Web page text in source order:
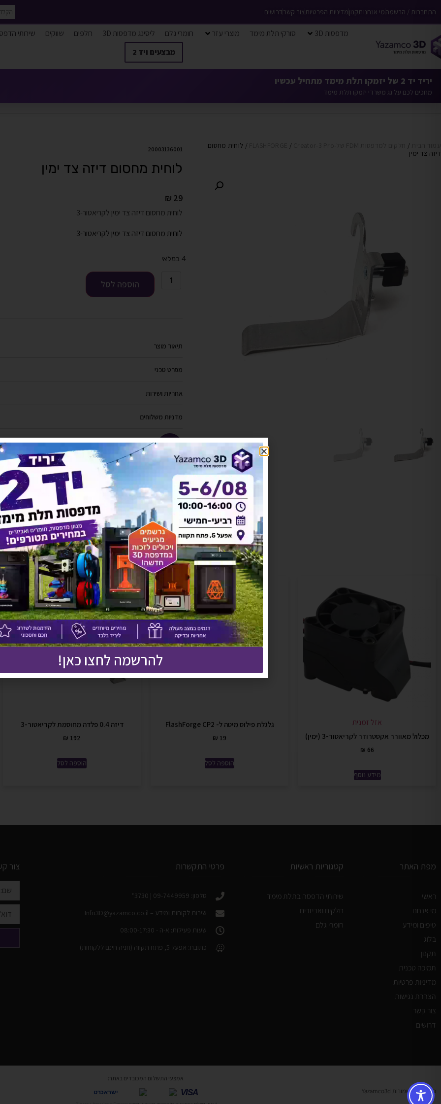
התחברות / הרשמהמי אנחנותקנוןמדיניות הפרטיות צור קשרדרושים
מדפסות 3D סורקי תלת מימד מוצרי עזר חומרי גלם ליסינג מדפסות 3D חלפים שווקים
שירותי
מבצעים ויד 2
יריד יד 2 של יזמקו תלת מימד מתחיל עכשיו
מחכים לכם על גג משרדי יזמקו תלת מימד
/
/
/ לוחית מחסום
דיזה צד ימין
20003136001
לוחית מחסום דיזה צד ימין
₪ 29
לוחית מחסום דיזה צד ימין לקריאטור-3
לוחית מחסום דיזה צד ימין לקריאטור-3
4 במלאי
הוספה לסל
תיאור מוצר
מפרט טכני
אחריות ושירות
מדניות משלוחים
יש לך שאלה על המוצר?
לחץ כאן ונציגנו יחזרו אליך בהקדם!
אולי יעניין אותך גם
אזל זמנית
מכלול מאוורר אקסטרודר לקריאטור-3 (ימין)
₪ 66
מידע נוסף
גלגלת פילוס מיטה ל- FlashForge CP2
₪ 19
הוספה לסל
דיזה 0.4 פלדה מחוסמת לקריאטור-3
₪ 192
הוספה לסל
מפת האתר
ראשי
מי אנחנו
טיפים ומידע
בלוג
תקנון
תמיכה טכנית
מדיניות פרטיות
הצהרת נגישות
צור קשר
דרושים
קטגוריות ראשיות
שירותי הדפסה בתלת מימד
חלקים ואביזרים
חומרי גלם
פרטי התקשרות
טלפון: 09-7449959 | 3730*
שירות לקוחות ומידע – Info3D@yazamco.co.il
שעות פעילות: א-ה - 08:00-17:30
כתובת: אפעל 5, פתח תקווה (חניה חינם ללקוחות)
צור
כל הזכויות שמורות Yazamco3d
אמצעי התשלום המכובדים באתר:
VISA ישראכרט
להרשמה לחצו כאן!